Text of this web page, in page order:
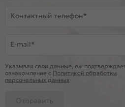
Контактный телефон*
E-mail*
Указывая свои данные, вы
ознакомление c Политикой обработки
персональных данных
Отправить